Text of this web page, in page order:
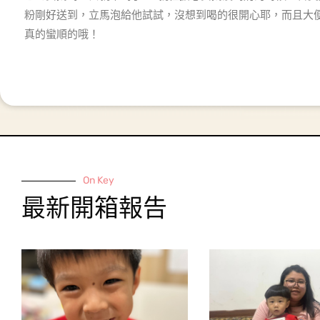
粉剛好送到，立馬泡給他試試，沒想到喝的很開心耶，而且大
真的蠻順的哦！
On Key
最新開箱報告